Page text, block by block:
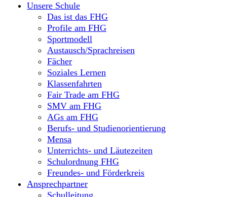
Unsere Schule
Das ist das FHG
Profile am FHG
Sportmodell
Austausch/Sprachreisen
Fächer
Soziales Lernen
Klassenfahrten
Fair Trade am FHG
SMV am FHG
AGs am FHG
Berufs- und Studienorientierung
Mensa
Unterrichts- und Läutezeiten
Schulordnung FHG
Freundes- und Förderkreis
Ansprechpartner